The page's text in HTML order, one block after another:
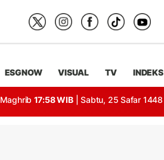
ESGNOW VISUAL TV INDEKS
Maghrib 17:58 WIB | Sabtu, 25 Safar 1448